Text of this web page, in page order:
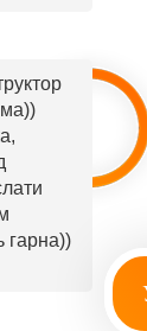
гарна))